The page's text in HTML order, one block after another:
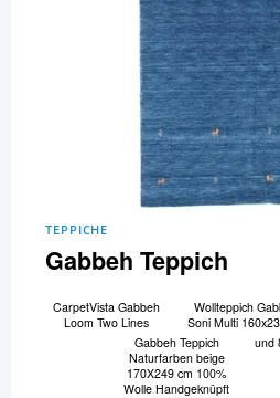
TEPPICHE
Gabbeh Teppich
CarpetVista Gabbeh
Loom Two Lines
Wollteppich
Soni Multi
Gabbeh Teppich
Naturfarben beige
170X249 cm 100%
Wolle Handgeknüpft
und